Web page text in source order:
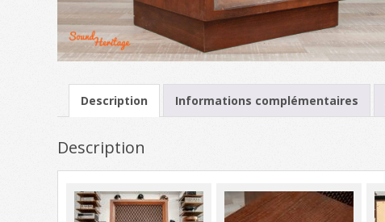
Description Informations complémentaires
Description